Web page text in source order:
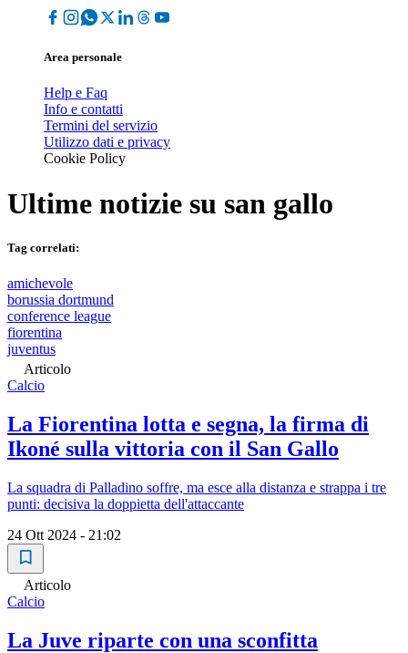
Area personale
Help e Faq
Info e contatti
Termini del servizio
Utilizzo dati e privacy
Cookie Policy
Ultime notizie su san gallo
Tag correlati:
amichevole
borussia dortmund
conference league
fiorentina
juventus
Articolo
Calcio
La Fiorentina lotta e segna, la firma di
Ikoné sulla vittoria con il San Gallo
La squadra di Palladino soffre, ma esce alla distanza e strappa i tre
punti: decisiva la doppietta dell'attaccante
24 Ott 2024 - 21:02
Articolo
Calcio
La Juve riparte con una sconfitta